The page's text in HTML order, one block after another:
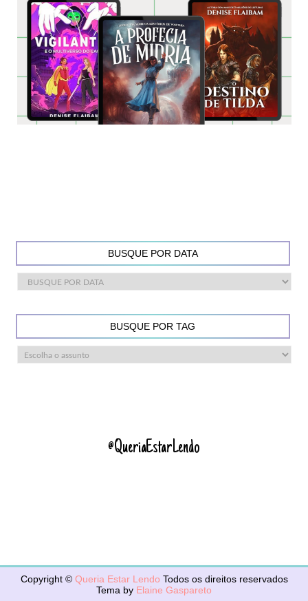
BUSQUE POR DATA
BUSQUE POR TAG
@QueriaEstarLendo
Copyright © Queria Estar Lendo Todos os direitos reservados
Tema by Elaine Gaspareto